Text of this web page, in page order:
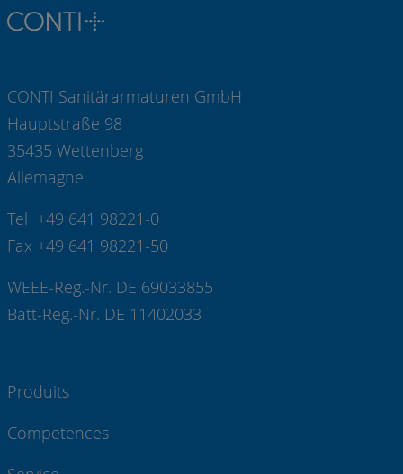
CONTI Sanitärarmaturen GmbH
Hauptstraße 98
35435 Wettenberg
Allemagne
Tel +49 641 98221-0
Fax +49 641 98221-50
WEEE-Reg.-Nr. DE 69033855
Batt-Reg.-Nr. DE 11402033
Produits
Competences